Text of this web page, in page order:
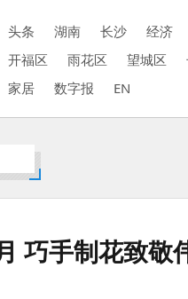
头条 湖南 长沙 经济
开福区
雨花区 望城区
家居
数字报 EN
巧手制花致敬